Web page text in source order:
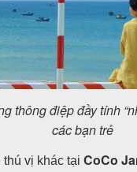
thông điệp đầy tính
các bạn trẻ
thú vị khác tại CoCo